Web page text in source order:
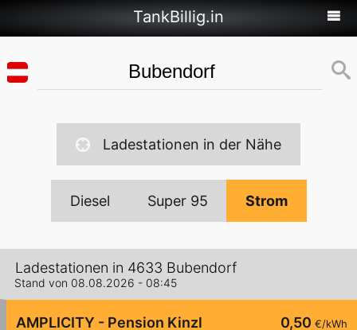
TankBillig.in
Ladestationen in der Nähe
Diesel Super 95 Strom
Ladestationen in 4633 Bubendorf
Stand von 08.08.2026 - 08:45
0,50 €/kWh
AMPLICITY - Pension Kinzl